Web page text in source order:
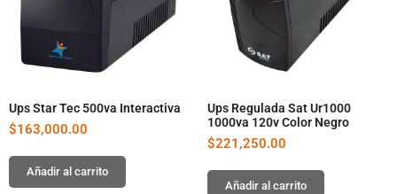
Ups Star Tec 500va Interactiva
$163,000.00
Añadir al carrito
Ups Regulada Sat Ur1000
1000va 120v Color Negro
$221,250.00
Añadir al carrito